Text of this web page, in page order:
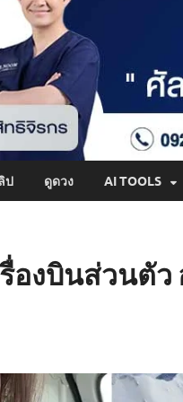
ป ดูดวง AI TOOLS
องบินส่วนตั